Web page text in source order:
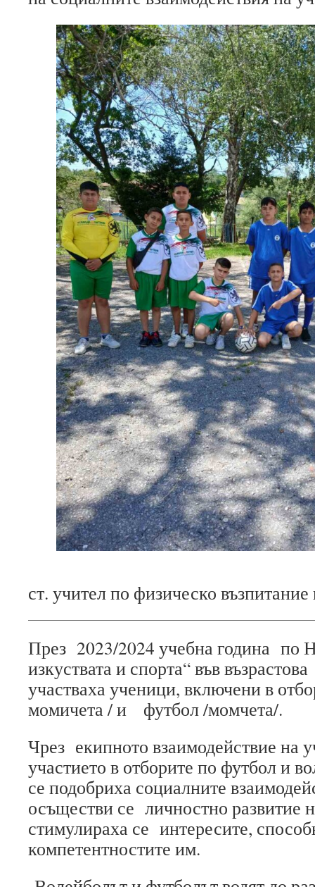
ст. учител по физическо
През 2023/2024 учебна година по
изкуствата и спорта“ във
участваха ученици, включени в
момичета / и футбол /момчета/.
Чрез екипното взаимодействие на
участието в отборите по футбол и
се подобриха социалните
осъществи се личностно развитие
стимулираха се интересите,
компетентностите им.